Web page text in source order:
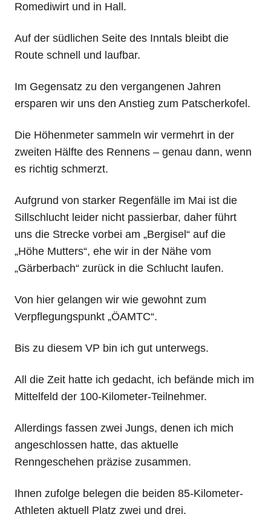
Romediwirt und in Hall.
Auf der südlichen Seite des Inntals bleibt die
Route schnell und laufbar.
Im Gegensatz zu den vergangenen Jahren
ersparen wir uns den Anstieg zum Patscherkofel.
Die Höhenmeter sammeln wir vermehrt in der
zweiten Hälfte des Rennens – genau dann, wenn
es richtig schmerzt.
Aufgrund von starker Regenfälle im Mai ist die
Sillschlucht leider nicht passierbar, daher führt
uns die Strecke vorbei am „Bergisel“ auf die
„Höhe Mutters“, ehe wir in der Nähe vom
„Gärberbach“ zurück in die Schlucht laufen.
Von hier gelangen wir wie gewohnt zum
Verpflegungspunkt „ÖAMTC“.
Bis zu diesem VP bin ich gut unterwegs.
All die Zeit hatte ich gedacht, ich befände mich im
Mittelfeld der 100-Kilometer-Teilnehmer.
Allerdings fassen zwei Jungs, denen ich mich
angeschlossen hatte, das aktuelle
Renngeschehen präzise zusammen.
Ihnen zufolge belegen die beiden 85-Kilometer-
Athleten aktuell Platz zwei und drei.